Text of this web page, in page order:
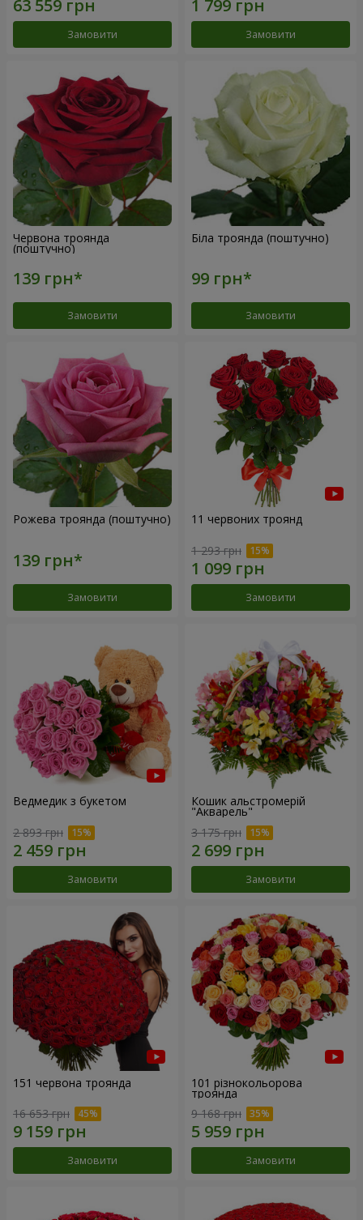
Замовити Замовити
Червона троянда
(поштучно)
Замовити
Біла троянда (поштучно)
Замовити
Рожева троянда (поштучно)
Замовити
11 червоних троянд
1 293 грн
Замовити
Ведмедик з букетом
2 893 грн
Замовити
Кошик альстромерій
"Акварель"
3 175 грн
Замовити
151 червона троянда
16 653 грн
Замовити
101 різнокольорова
троянда
9 168 грн
Замовити